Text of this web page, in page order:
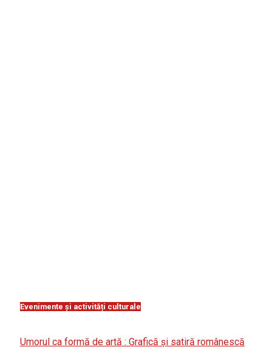
Evenimente și activități culturale
Umorul ca formă de artă : Grafică și satiră românescă